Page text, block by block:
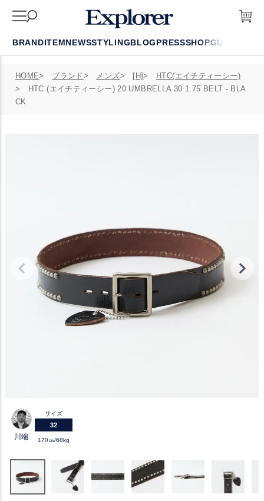
BRANDITEMNEWSSTYLINGBLOGPRESSSHOPGUIDE
HOME ブランド メンズ [H]
HTC(エイチティーシー)
HTC (エイチティーシー) 20 UMBRELLA 30 1.75 BELT - BLA
CK
川端
サイズ
32
170㎝/68kg